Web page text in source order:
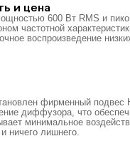
и цена
600 Вт RMS и
частотной
воспроизведение
фирменный подвес
диффузора, что
минимальное
ничего лишнего.